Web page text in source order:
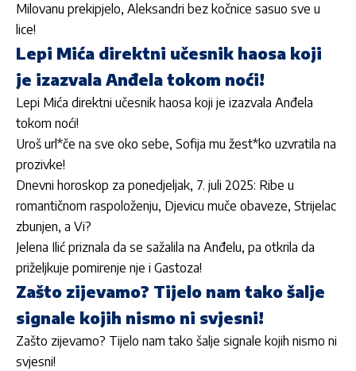
Milovanu prekipjelo, Aleksandri bez kočnice sasuo sve u
lice!
Lepi Mića direktni učesnik haosa koji
je izazvala Anđela tokom noći!
Lepi Mića direktni učesnik haosa koji je izazvala Anđela
tokom noći!
Uroš url*če na sve oko sebe, Sofija mu žest*ko uzvratila na
prozivke!
Dnevni horoskop za ponedjeljak, 7. juli 2025: Ribe u
romantičnom raspoloženju, Djevicu muče obaveze, Strijelac
zbunjen, a Vi?
Jelena Ilić priznala da se sažalila na Anđelu, pa otkrila da
priželjkuje pomirenje nje i Gastoza!
Zašto zijevamo? Tijelo nam tako šalje
signale kojih nismo ni svjesni!
Zašto zijevamo? Tijelo nam tako šalje signale kojih nismo ni
svjesni!